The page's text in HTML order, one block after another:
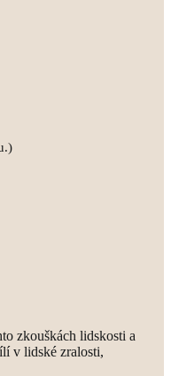
zkouškách lidskosti a
v lidské zralosti,